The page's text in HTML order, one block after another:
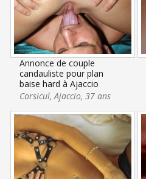
Annonce de couple
candauliste pour plan
baise hard à Ajaccio
Corsicul,Ajaccio,37 ans